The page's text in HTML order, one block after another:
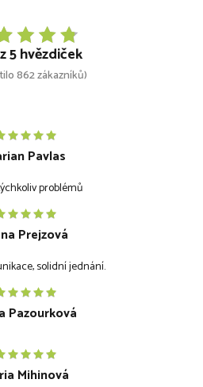
5 hvězdiček
862 zákazníků)
Pavlas
problémů
Prejzová
solidní jednání.
Pazourková
Mihinová